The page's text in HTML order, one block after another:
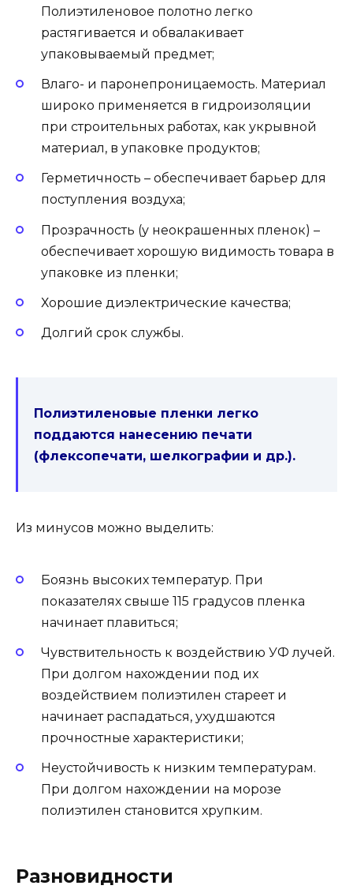
Полиэтиленовое полотно легко
растягивается и обвалакивает
упаковываемый предмет;
Влаго- и паронепроницаемость. Материал
широко применяется в гидроизоляции
при строительных работах, как укрывной
материал, в упаковке продуктов;
Герметичность – обеспечивает барьер для
поступления воздуха;
Прозрачность (у неокрашенных пленок) –
обеспечивает хорошую видимость товара в
упаковке из пленки;
Хорошие диэлектрические качества;
Долгий срок службы.
Полиэтиленовые пленки легко
поддаются нанесению печати
(флексопечати, шелкографии и др.).
Из минусов можно выделить:
Боязнь высоких температур. При
показателях свыше 115 градусов пленка
начинает плавиться;
Чувствительность к воздействию УФ лучей.
При долгом нахождении под их
воздействием полиэтилен стареет и
начинает распадаться, ухудшаются
прочностные характеристики;
Неустойчивость к низким температурам.
При долгом нахождении на морозе
полиэтилен становится хрупким.
Разновидности